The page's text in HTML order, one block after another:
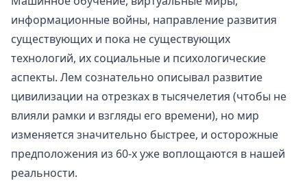
информационные войны, направление развития
существующих и пока не существующих
технологий, их социальные и психологические
аспекты. Лем сознательно описывал развитие
цивилизации на отрезках в тысячелетия (чтобы не
влияли рамки и взгляды его времени), но мир
изменяется значительно быстрее, и осторожные
предположения из 60-х уже воплощаются в нашей
реальности.